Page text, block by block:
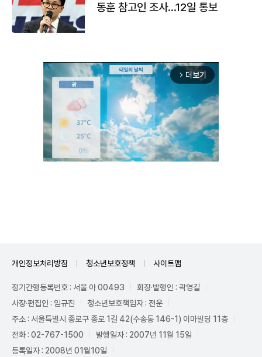
동훈 참고인 조사...12일 통보
arrow_forward_ios 더보기
개인정보처리방침 청소년보호정책 사이트맵
정기간행등록번호 : 서울 아 00493
회장·발행인 : 곽영길
사장·편집인 : 임규진
청소년보호책임자 : 전운
주소 : 서울특별시 종로구 종로 1길 42(수송동 146-1) 이마빌딩 11층
전화 : 02-767-1500
발행일자 : 2007년 11월 15일
등록일자 : 2008년 01월10일